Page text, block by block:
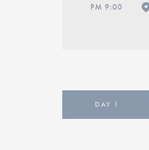
PM 9:00
DAY 1